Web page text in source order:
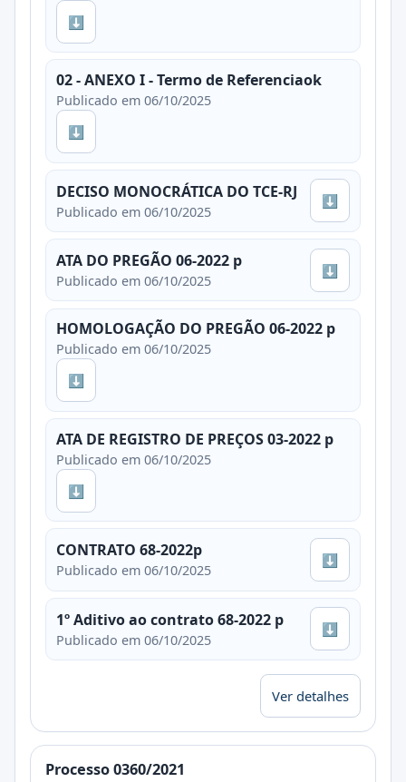
⬇
02 - ANEXO I - Termo de Referenciaok
Publicado em 06/10/2025
⬇
DECISO MONOCRÁTICA DO TCE-RJ
Publicado em 06/10/2025
⬇
ATA DO PREGÃO 06-2022 p
Publicado em 06/10/2025
⬇
HOMOLOGAÇÃO DO PREGÃO 06-2022 p
Publicado em 06/10/2025
⬇
ATA DE REGISTRO DE PREÇOS 03-2022 p
Publicado em 06/10/2025
⬇
CONTRATO 68-2022p
Publicado em 06/10/2025
⬇
1º Aditivo ao contrato 68-2022 p
Publicado em 06/10/2025
⬇
Ver detalhes
Processo 0360/2021